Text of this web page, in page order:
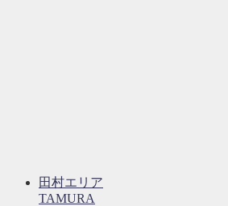
田村エリア
TAMURA